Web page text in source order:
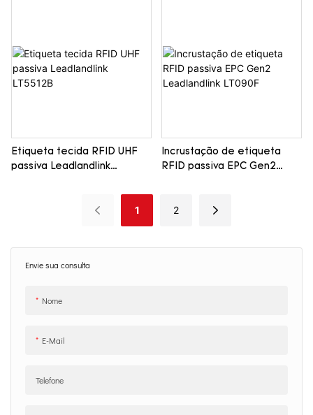
Envie sua consulta
Nome
E-Mail
Telefone
Etiqueta tecida RFID UHF
passiva Leadlandlink
Incrustação de etiqueta
RFID passiva EPC Gen2
1 2